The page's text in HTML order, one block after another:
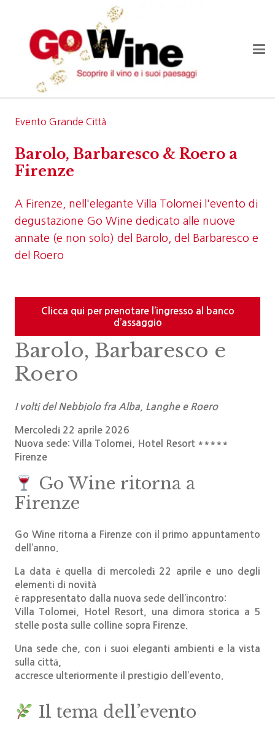
Evento Grande Città
Barolo, Barbaresco & Roero a
Firenze
A Firenze, nell'elegante Villa Tolomei l'evento di
degustazione Go Wine dedicato alle nuove
annate (e non solo) del Barolo, del Barbaresco e
del Roero
Clicca qui per prenotare l’ingresso al banco
d’assaggio
Barolo, Barbaresco e
Roero
I volti del Nebbiolo fra Alba, Langhe e Roero
Mercoledì 22 aprile 2026
Nuova sede: Villa Tolomei, Hotel Resort *****
Firenze
Go Wine ritorna a
Firenze
Go Wine ritorna a Firenze con il primo appuntamento
dell’anno.
La data è quella di mercoledì 22 aprilee uno degli
elementi di novità
è rappresentato dalla nuova sede dell’incontro:
Villa Tolomei, Hotel Resort , una dimora storica a 5
stelle posta sulle colline sopra Firenze.
Una sede che, con i suoi eleganti ambienti e la vista
sulla città,
accresce ulteriormente il prestigio dell’evento.
Il tema dell’evento